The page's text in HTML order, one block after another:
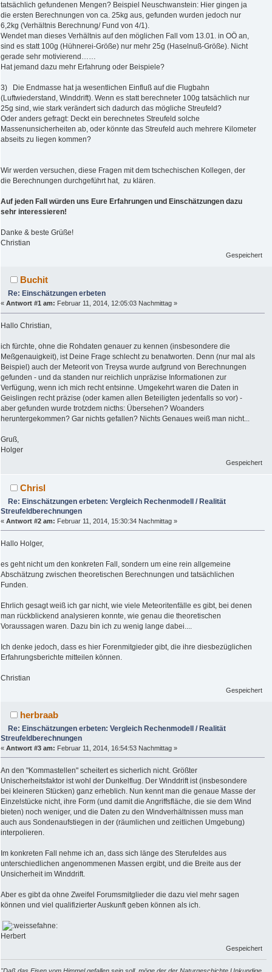
tatsächlich gefundenen Mengen? Beispiel Neuschwanstein: Hier gingen ja
die ersten Berechnungen von ca. 25kg aus, gefunden wurden jedoch nur
6,2kg (Verhältnis Berechnung/ Fund von 4/1).
Wendet man dieses Verhältnis auf den möglichen Fall vom 13.01. in OÖ an,
sind es statt 100g (Hühnerei-Größe) nur mehr 25g (Haselnuß-Größe). Nicht
gerade sehr motivierend……
Hat jemand dazu mehr Erfahrung oder Beispiele?
3) Die Endmasse hat ja wesentlichen Einfluß auf die Flugbahn
(Luftwiederstand, Winddrift). Wenn es statt berechneter 100g tatsächlich nur
25g sind, wie stark verändert sich dadurch das mögliche Streufeld?
Oder anders gefragt: Deckt ein berechnetes Streufeld solche
Massenunsicherheiten ab, oder könnte das Streufeld auch mehrere Kilometer
abseits zu liegen kommen?
Wir werden versuchen, diese Fragen mit dem tschechischen Kollegen, der
die Berechnungen durchgeführt hat, zu klären.
Auf jeden Fall würden uns Eure Erfahrungen und Einschätzungen dazu
sehr interessieren!
Danke & beste Grüße!
Christian
Gespeichert
Buchit
Re: Einschätzungen erbeten
« Antwort #1 am: Februar 11, 2014, 12:05:03 Nachmittag »
Hallo Christian,
ich fürchte, ohne die Rohdaten genauer zu kennen (insbesondere die
Meßgenauigkeit), ist Deine Frage schlecht zu benatworten. Denn (nur mal als
Beispiel) auch der Meteorit von Treysa wurde aufgrund von Berechnungen
gefunden - und da standen nur reichlich unpräzise Informationen zur
Verfügung, wenn ich mich recht entsinne. Umgekehrt waren die Daten in
Geislingen recht präzise (oder kamen allen Beteiligten jedenfalls so vor) -
aber gefunden wurde trotzdem nicths: Übersehen? Woanders
heruntergekommen? Gar nichts gefallen? Nichts Genaues weiß man nicht...
Gruß,
Holger
Gespeichert
Chrisl
Re: Einschätzungen erbeten: Vergleich Rechenmodell / Realität
Streufeldberechnungen
« Antwort #2 am: Februar 11, 2014, 15:30:34 Nachmittag »
Hallo Holger,
es geht nicht um den konkreten Fall, sondern um eine rein allgemeine
Abschätzung zwischen theoretischen Berechnungen und tatsächlichen
Funden.
Ehrlich gesagt weiß ich gar nicht, wie viele Meteoritenfälle es gibt, bei denen
man rückblickend analysieren konnte, wie genau die theoretischen
Voraussagen waren. Dazu bin ich zu wenig lange dabei....
Ich denke jedoch, dass es hier Forenmitgieder gibt, die ihre diesbezüglichen
Erfahrungsberichte mitteilen können.
Christian
Gespeichert
herbraab
Re: Einschätzungen erbeten: Vergleich Rechenmodell / Realität
Streufeldberechnungen
« Antwort #3 am: Februar 11, 2014, 16:54:53 Nachmittag »
An den "Kommastellen" scheitert es sicherlich nicht. Größter
Unischerheitsfaktor ist wohl der Dunkelflug. Der Winddrift ist (insbesondere
bei kleineren Stücken) ganz erheblich. Nun kennt man die genaue Masse der
Einzelstücke nicht, ihre Form (und damit die Angriffsfläche, die sie dem Wind
bieten) noch weniger, und die Daten zu den Windverhältnissen muss man
auch aus Sondenaufstiegen in der (räumlichen und zeitlichen Umgebung)
interpolieren.
Im konkreten Fall nehme ich an, dass sich länge des Sterufeldes aus
unterschiedlichen angenommenen Massen ergibt, und die Breite aus der
Unsicherheit im Winddrift.
Aber es gibt da ohne Zweifel Forumsmitglieder die dazu viel mehr sagen
können und viel qualifizierter Auskunft geben können als ich.
Herbert
Gespeichert